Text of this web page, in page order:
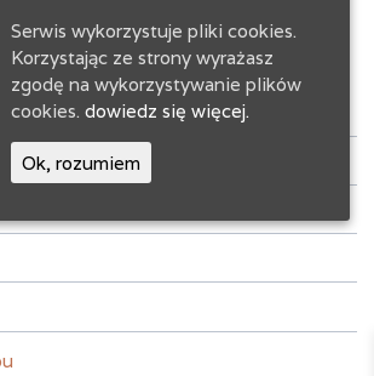
instagramfacebook
Serwis wykorzystuje pliki cookies.
Korzystając ze strony wyrażasz
zgodę na wykorzystywanie plików
cookies. dowiedz się więcej.
Ok, rozumiem